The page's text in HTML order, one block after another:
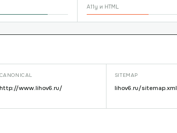
A11y и HTML
CANONICAL
http://www.lihov6.ru/
SITEMAP
lihov6.ru/sitemap.xml